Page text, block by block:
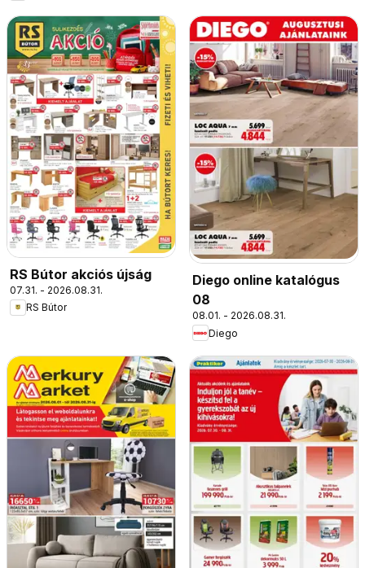
RS Bútor akciós újság
07.31. - 2026.08.31.
RS Bútor
Diego online katalógus
08
08.01. - 2026.08.31.
Diego